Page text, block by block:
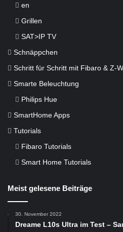
en
Grillen
SAT>IP TV
Schnäppchen
Schritt für Schritt mit Fibaro & Z-
Smarte Beleuchtung
Philips Hue
SmartHome Apps
Tutorials
Fibaro Tutorials
Smart Home Tutorials
Meist gelesene Beiträge
30. November 2022
Dreame L10s Ultra im Test –